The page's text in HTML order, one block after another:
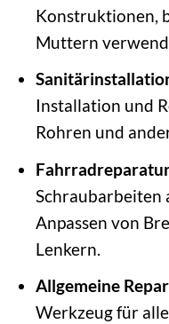
Konstruktionen,
Muttern
Installation und
Rohren und
Schraubarbeiten
Anpassen von
Lenkern.
Allgemeine
Werkzeug für